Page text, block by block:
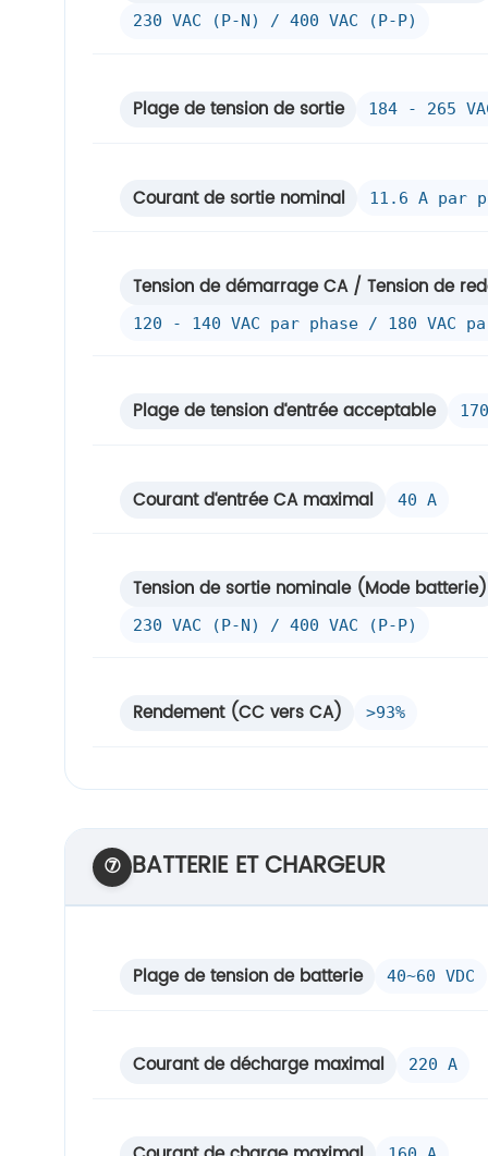
230 VAC (P-N) / 400 VAC (P-P)
Plage de tension de sortie 184 - 265
Courant de sortie nominal 11.6 A par
Tension de démarrage CA / Tension de
120 - 140 VAC par phase / 180 VAC
Plage de tension d‘entrée acceptable
Courant d‘entrée CA maximal 40 A
Tension de sortie nominale (Mode batterie)
230 VAC (P-N) / 400 VAC (P-P)
Rendement (CC vers CA) >93%
⑦ BATTERIE ET CHARGEUR
Plage de tension de batterie 40~60 VDC
Courant de décharge maximal 220 A